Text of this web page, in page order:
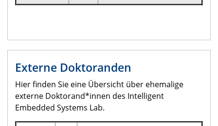
Externe Doktoranden
Hier finden Sie eine Übersicht über ehemalige
externe Doktorand*innen des Intelligent
Embedded Systems Lab.